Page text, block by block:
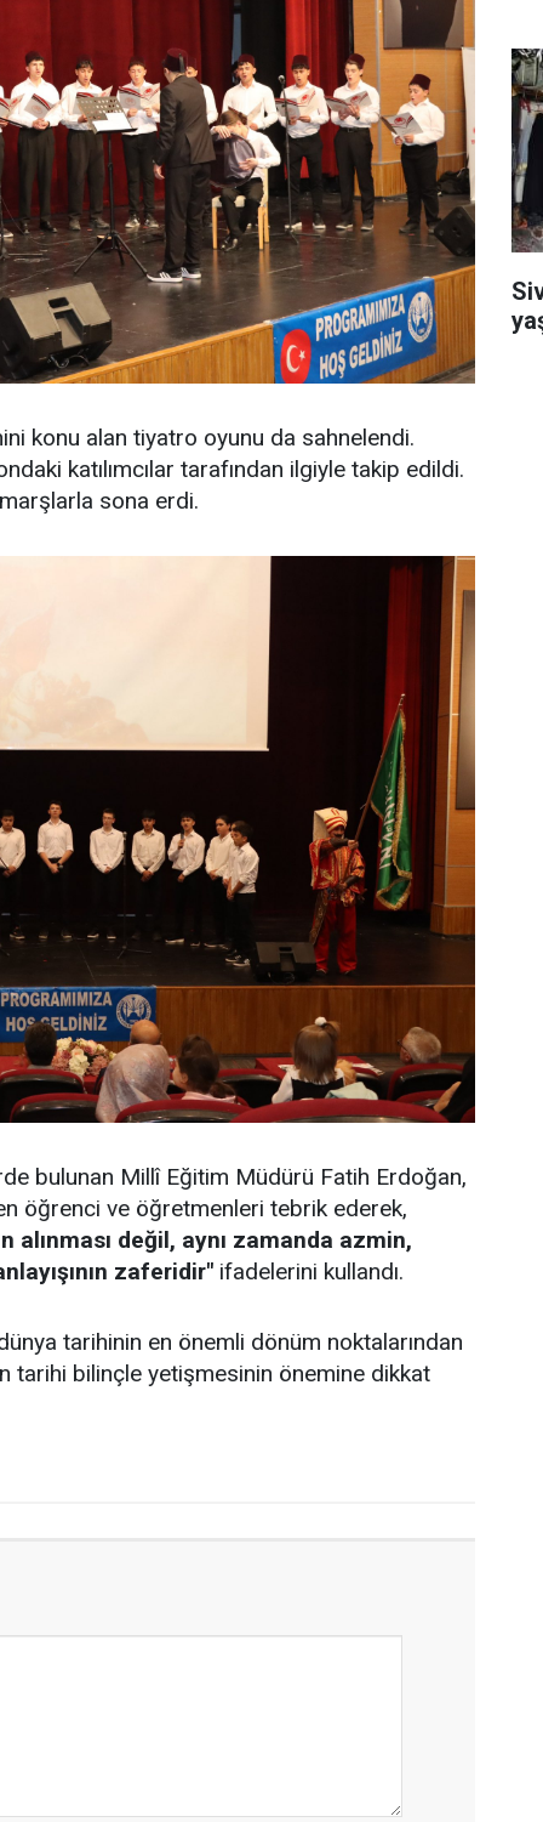
konu alan tiyatro oyunu da sahnelendi.
katılımcılar tarafından ilgiyle takip edildi.
sona erdi.
bulunan Millî Eğitim Müdürü Fatih Erdoğan,
öğrenci ve öğretmenleri tebrik ederek,
değil, aynı zamanda azmin,
zaferidir" ifadelerini kullandı.
tarihinin en önemli dönüm noktalarından
tarihi bilinçle yetişmesinin önemine dikkat